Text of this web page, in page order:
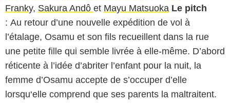
Franky, Sakura Andô et Mayu Matsuoka Le pitch
: Au retour d’une nouvelle expédition de vol à
l’étalage, Osamu et son fils recueillent dans la rue
une petite fille qui semble livrée à elle-même. D’abord
réticente à l’idée d’abriter l’enfant pour la nuit, la
femme d’Osamu accepte de s’occuper d’elle
lorsqu‘elle comprend que ses parents la maltraitent.